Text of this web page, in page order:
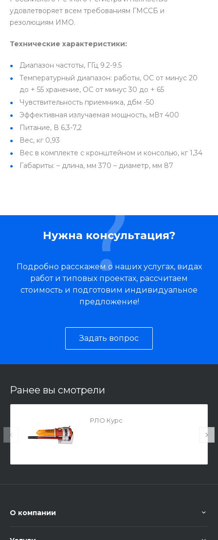
удовлетворяет всем требованиям ГМССБ и
резолюциям ИМО.
Технические характеристики:
Диапазон частоты, ГГц 9.2-9.5
Температурный диапазон: работы, ОС от минус 20
до + 55 хранение, ОС от минус 30 до + 65
Чувствительность приемника, дбм -50
Эффективная излучаемая мощность, мВт 400
Питание, В 6,3-7,2
Вес, кг 0,93
Вес в комплекте с кронштейном и консолью, кг 1,34
Габариты: – длина, мм 370 – диаметр, мм 87
Нужна консультация?
Подробно расскажем о наших услугах, видах
работ и типовых проектах, рассчитаем
стоимость и подготовим индивидуальное
предложение!
Задать вопрос
Ранее вы смотрели
РЛО Курс
О компании